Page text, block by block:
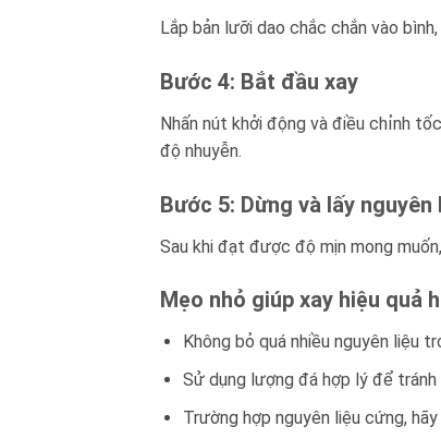
Lắp bản lưỡi dao chắc chắn vào
Bước 4: Bắt đầu xay
Nhấn nút khởi động và điều chỉnh
độ nhuyễn.
Bước 5: Dừng và lấy nguyên
Sau khi đạt được độ mịn mong
Mẹo nhỏ giúp xay hiệu quả
Không bỏ quá nhiều nguyên liệu
Sử dụng lượng đá hợp lý để tránh
Trường hợp nguyên liệu cứng,